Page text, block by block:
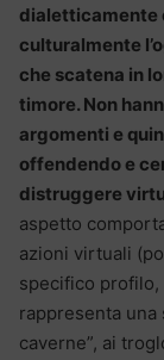
dialetticamente
culturalmente
che scatena in
timore. Non
argomenti e
offendendo e
distruggere
aspetto
azioni virtuali
specifico
rappresenta
caverne”, ai